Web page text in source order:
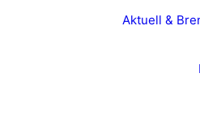
Aktuell &